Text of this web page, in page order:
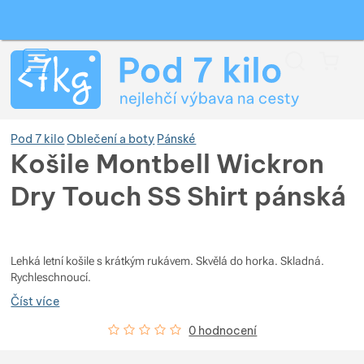
Pod 7 kilo Oblečení a boty Pánské
Košile Montbell Wickron
Dry Touch SS Shirt pánská
Lehká letní košile s krátkým rukávem. Skvělá do horka. Skladná.
Rychleschnoucí.
Číst více
Hodnocení zákazníků
0% 0 hodnocení
Zobrazit více
Zobrazit více
Zobrazit více